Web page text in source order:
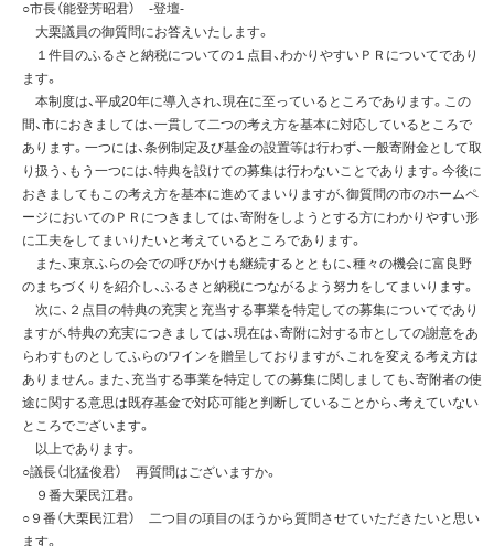
○市長（能登芳昭君） -登壇-
大栗議員の御質問にお答えいたします。
１件目のふるさと納税についての１点目、わかりやすいＰＲについてであり
ます。
本制度は、平成20年に導入され、現在に至っているところであります。この
間、市におきましては、一貫して二つの考え方を基本に対応しているところで
あります。一つには、条例制定及び基金の設置等は行わず、一般寄附金として取
り扱う、もう一つには、特典を設けての募集は行わないことであります。今後に
おきましてもこの考え方を基本に進めてまいりますが、御質問の市のホームペ
ージにおいてのＰＲにつきましては、寄附をしようとする方にわかりやすい形
に工夫をしてまいりたいと考えているところであります。
また、東京ふらの会での呼びかけも継続するとともに、種々の機会に富良野
のまちづくりを紹介し、ふるさと納税につながるよう努力をしてまいります。
次に、２点目の特典の充実と充当する事業を特定しての募集についてであり
ますが、特典の充実につきましては、現在は、寄附に対する市としての謝意をあ
らわすものとしてふらのワインを贈呈しておりますが、これを変える考え方は
ありません。また、充当する事業を特定しての募集に関しましても、寄附者の使
途に関する意思は既存基金で対応可能と判断していることから、考えていない
ところでございます。
以上であります。
○議長（北猛俊君） 再質問はございますか。
９番大栗民江君。
○９番（大栗民江君） 二つ目の項目のほうから質問させていただきたいと思い
ます。